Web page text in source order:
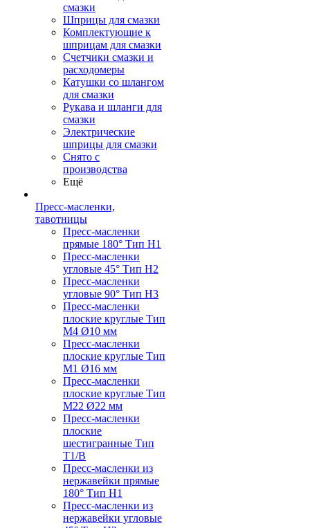
смазки
Шприцы для смазки
Комплектующие к
шприцам для смазки
Счетчики смазки и
расходомеры
Катушки со шлангом
для смазки
Рукава и шланги для
смазки
Электрические
шприцы для смазки
Снято с
производства
Ещё
Пресс-масленки,
тавотницы
Пресс-масленки
прямые 180° Тип H1
Пресс-масленки
угловые 45° Тип H2
Пресс-масленки
угловые 90° Тип H3
Пресс-масленки
плоские круглые Тип
M4 Ø10 мм
Пресс-масленки
плоские круглые Тип
M1 Ø16 мм
Пресс-масленки
плоские круглые Тип
M22 Ø22 мм
Пресс-масленки
плоские
шестигранные Тип
T1/B
Пресс-масленки из
нержавейки прямые
180° Тип H1
Пресс-масленки из
нержавейки угловые